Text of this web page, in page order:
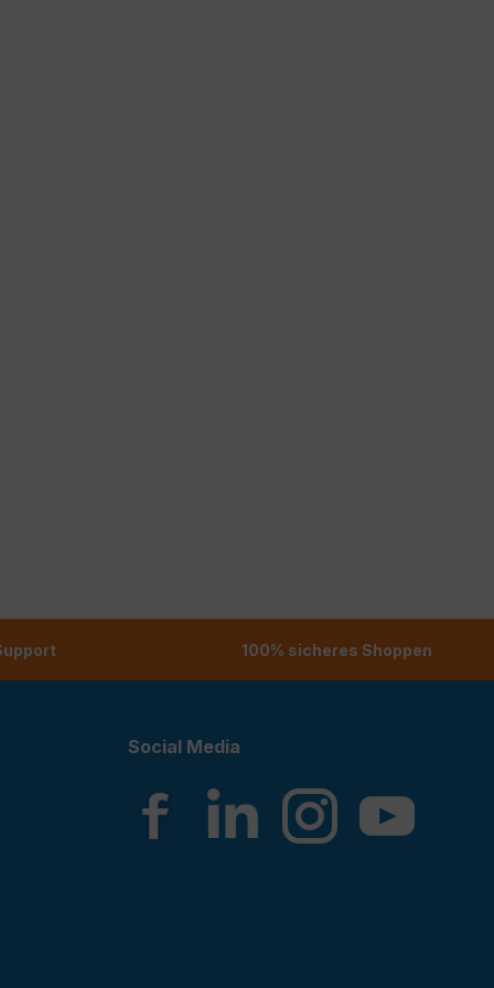
100% sicheres Shoppen
Social Media